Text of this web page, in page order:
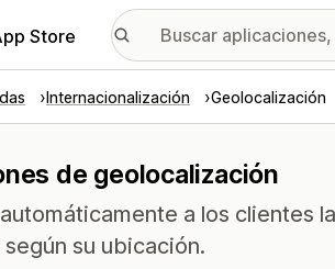
Store
Internacionalización Geolocalización
de geolocalización
a los clientes
su ubicación.